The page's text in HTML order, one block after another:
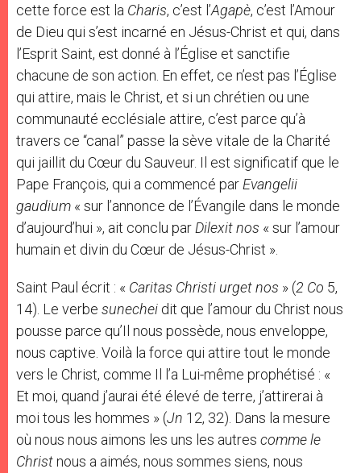
cette force est la Charis, c’est l’Agapè, c’est l’Amour
de Dieu qui s’est incarné en Jésus-Christ et qui, dans
l’Esprit Saint, est donné à l’Église et sanctifie
chacune de son action. En effet, ce n’est pas l’Église
qui attire, mais le Christ, et si un chrétien ou une
communauté ecclésiale attire, c’est parce qu’à
travers ce “canal” passe la sève vitale de la Charité
qui jaillit du Cœur du Sauveur. Il est significatif que le
Pape François, qui a commencé par Evangelii
gaudium « sur l’annonce de l’Évangile dans le monde
d’aujourd’hui », ait conclu par Dilexit nos « sur l’amour
humain et divin du Cœur de Jésus-Christ ».
Saint Paul écrit : « Caritas Christi urgetnos » (2 Co 5,
14). Le verbe sunechei dit que l’amour du Christ nous
pousse parce qu’Il nous possède, nous enveloppe,
nous captive. Voilà la force qui attire tout le monde
vers le Christ, comme Il l’a Lui-même prophétisé : «
Et moi, quand j’aurai été élevé de terre, j’attirerai à
moi tous les hommes » (Jn 12, 32). Dans la mesure
où nous nous aimons les uns les autres comme le
Christnous a aimés, nous sommes siens, nous